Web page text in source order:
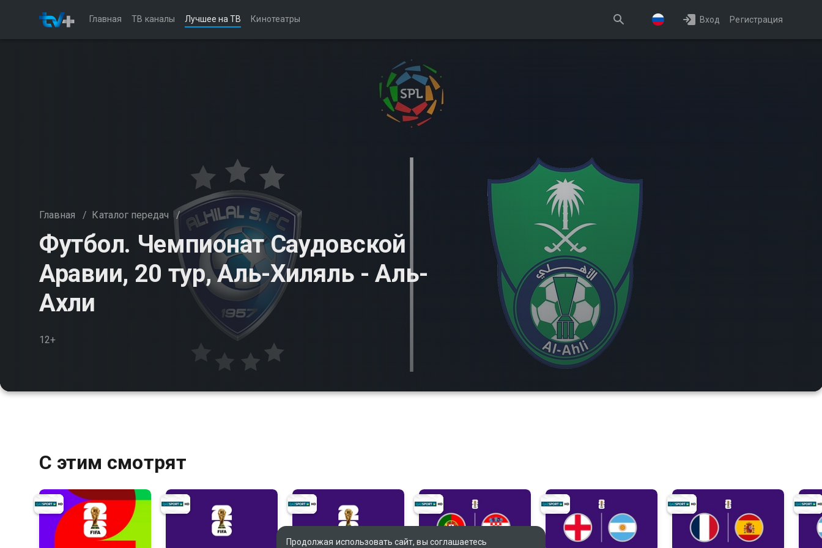
Главная ТВ каналы Лучшее на ТВ Кинотеатры Вход Регистрация
Главная / Каталог передач /
Футбол. Чемпионат Саудовской
Аравии, 20 тур, Аль-Хиляль - Аль-
Ахли
12+
С этим смотрят
Продолжая использовать сайт, вы соглашаетесь